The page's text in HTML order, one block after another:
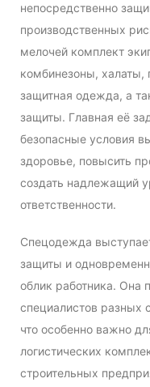
непосредственно
производственных
мелочей комплект
комбинезоны, халаты,
защитная одежда, а
защиты. Главная её
безопасные условия
здоровье, повысить
создать надлежащий
ответственности.
Спецодежда
защиты и
облик работника. Она
специалистов разных
что особенно важно
логистических
строительных